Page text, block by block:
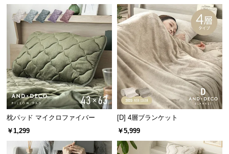
い
て
返
品・
キ
ャ
ン
セ
ル
に
つ
い
枕パッド マイクロファイバー
￥1,299
[D] 4層ブランケット
￥5,999